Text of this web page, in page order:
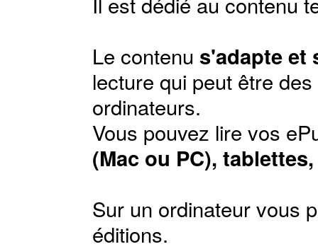
Le contenu s'adapte et
lecture qui peut être
ordinateurs.
Vous pouvez lire vos
(Mac ou PC),
Sur un ordinateur vous
éditions.